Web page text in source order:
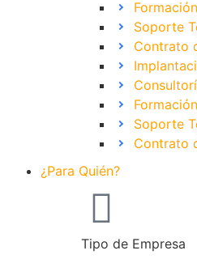
Formación
Soporte
Contrato
Formación
Soporte
Contrato
¿Para Quién?
Tipo de Empresa